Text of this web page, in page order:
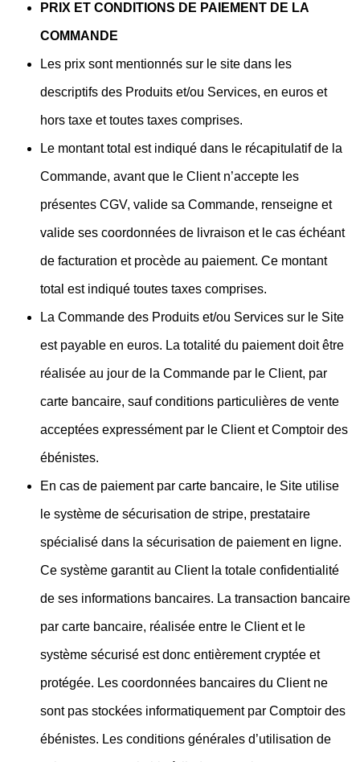
PRIX ET CONDITIONS DE PAIEMENT DE LA
COMMANDE
Les prix sont mentionnés sur le site dans les
descriptifs des Produits et/ou Services, en euros et
hors taxe et toutes taxes comprises.
Le montant total est indiqué dans le récapitulatif de la
Commande, avant que le Client n’accepte les
présentes CGV, valide sa Commande, renseigne et
valide ses coordonnées de livraison et le cas échéant
de facturation et procède au paiement. Ce montant
total est indiqué toutes taxes comprises.
La Commande des Produits et/ou Services sur le Site
est payable en euros. La totalité du paiement doit être
réalisée au jour de la Commande par le Client, par
carte bancaire, sauf conditions particulières de vente
acceptées expressément par le Client et Comptoir des
ébénistes.
En cas de paiement par carte bancaire, le Site utilise
le système de sécurisation de stripe, prestataire
spécialisé dans la sécurisation de paiement en ligne.
Ce système garantit au Client la totale confidentialité
de ses informations bancaires. La transaction bancaire
par carte bancaire, réalisée entre le Client et le
système sécurisé est donc entièrement cryptée et
protégée. Les coordonnées bancaires du Client ne
sont pas stockées informatiquement par Comptoir des
ébénistes. Les conditions générales d’utilisation de